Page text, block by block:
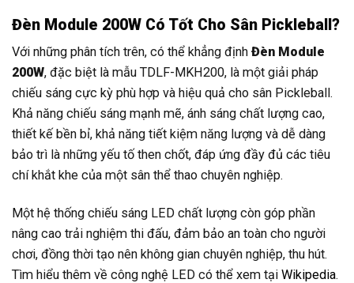
Đèn Module 200W Có Tốt Cho Sân Pickleball?
Với những phân tích trên, có thể khẳng định Đèn Module
200W, đặc biệt là mẫu TDLF-MKH200, là một giải pháp
chiếu sáng cực kỳ phù hợp và hiệu quả cho sân Pickleball.
Khả năng chiếu sáng mạnh mẽ, ánh sáng chất lượng cao,
thiết kế bền bỉ, khả năng tiết kiệm năng lượng và dễ dàng
bảo trì là những yếu tố then chốt, đáp ứng đầy đủ các tiêu
chí khắt khe của một sân thể thao chuyên nghiệp.
Một hệ thống chiếu sáng LED chất lượng còn góp phần
nâng cao trải nghiệm thi đấu, đảm bảo an toàn cho người
chơi, đồng thời tạo nên không gian chuyên nghiệp, thu hút.
Tìm hiểu thêm về công nghệ LED có thể xem tại Wikipedia.